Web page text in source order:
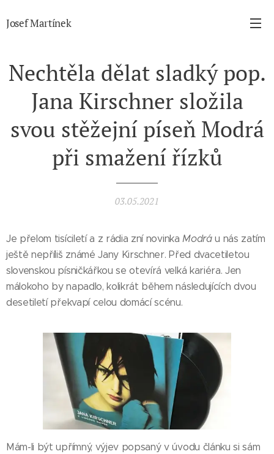
Josef Martínek
Nechtěla dělat sladký pop.
Jana Kirschner složila
svou stěžejní píseň Modrá
při smažení řízků
03.05.2021
Je přelom tisíciletí a z rádia zní novinkaModráu nás zatím
ještě nepříliš známé Jany Kirschner. Před dvacetiletou
slovenskou písničkářkou se otevírá velká kariéra. Jen
málokoho by napadlo, kolikrát během následujících dvou
desetiletí překvapí celou domácí scénu.
Mám-li být upřímný, výjev popsaný v úvodu článku si sám